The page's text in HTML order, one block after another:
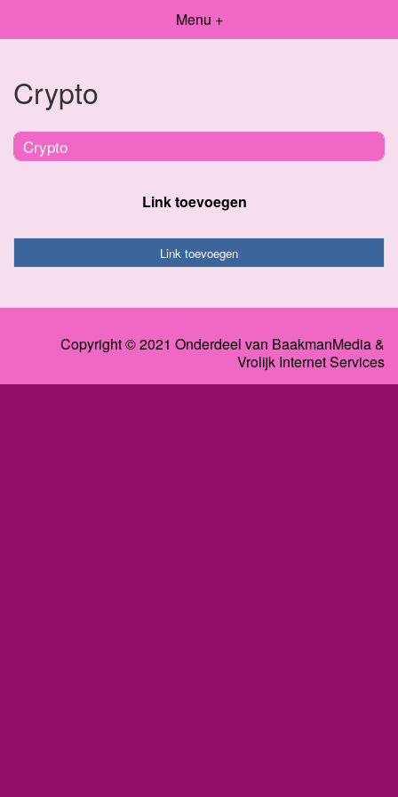
Menu +
Crypto
Crypto
Link toevoegen
Link toevoegen
Copyright © 2021 Onderdeel van BaakmanMedia&
Vrolijk Internet Services